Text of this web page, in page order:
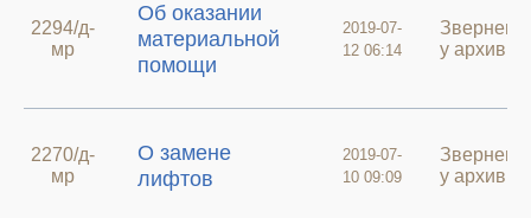
2294/д-
мр
Об оказании
материальной
помощи
2019-07-
12 06:14
у архиві
2270/д-
мр
О замене
лифтов
2019-07-
10 09:09
у архиві